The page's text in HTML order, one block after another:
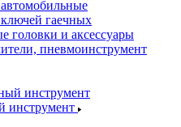
гаечных
головки и аксессуары
пневмоинструмент
инструмент
инструмент